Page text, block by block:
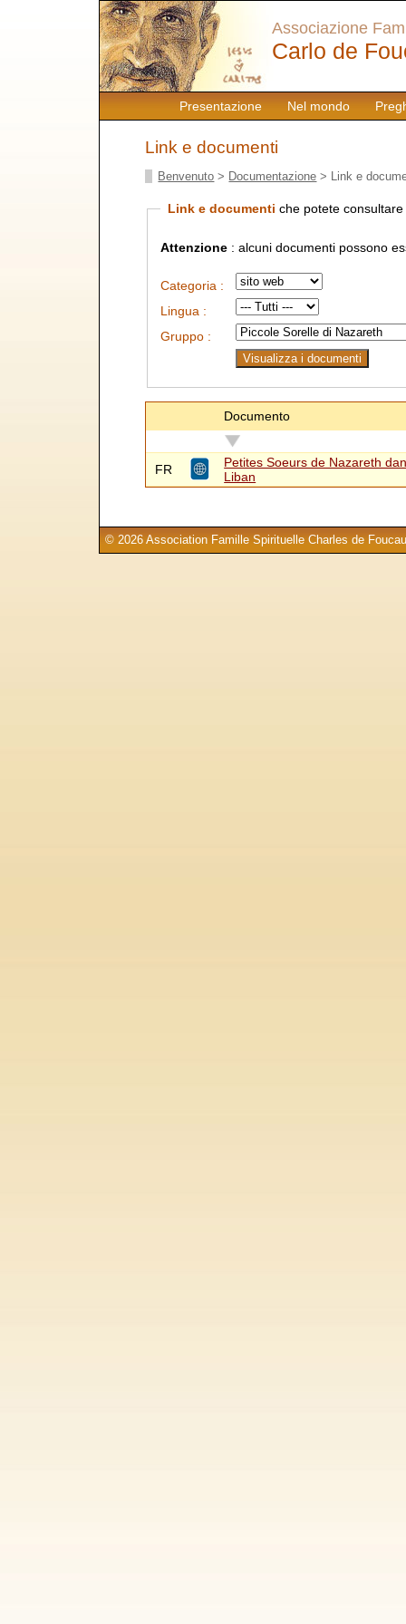
Presentazione Nel mondo
Associazione
Carlo de
Link e documenti
Benvenuto > Documentazione > Link e
Link e documenti che potete
Attenzione : alcuni documenti possono
Categoria :
Lingua :
Gruppo :
Documento
FR
Petites Soeurs de Nazareth
Liban
© 2026 Association Famille Spirituelle Charles de